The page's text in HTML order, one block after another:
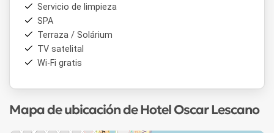
Servicio de limpieza
SPA
Terraza / Solárium
TV satelital
Wi-Fi gratis
Mapa de ubicación de Hotel Oscar Lescano